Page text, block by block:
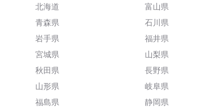
北海道
青森県
岩手県
宮城県
秋田県
山形県
福島県
富山県
石川県
福井県
山梨県
長野県
岐阜県
静岡県